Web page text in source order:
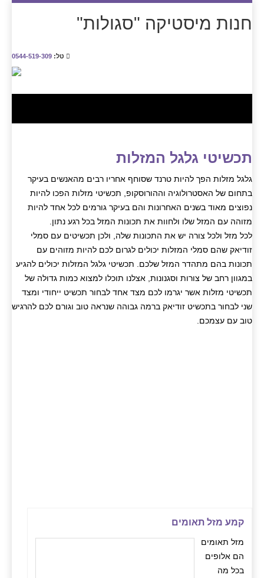
חנות מיסטיקה "סגולות"
טל: 0544-519-309
תכשיטי גלגל המזלות
גלגל מזלות הפך להיות טרנד שסוחף אחריו רבים מהאנשים בעיקר
בתחום של האסטרולוגיה וההורוסקופ, תכשיטי מזלות הפכו להיות
נפוצים מאוד בשנים האחרונות והם בעיקר גורמים לכל אחד להיות
מזוהה עם המזל שלו ולחוות את תכונות המזל בכל רגע נתון.
לכל מזל ולכל צורה יש את התכונות שלה, ולכן תכשיטים עם סמלי
זודיאק שהם סמלי המזלות יכולים לגרום לכם להיות מזוהים עם
תכונות בהם מתהדר המזל שלכם. תכשיטי גלגל המזלות יכולים להגיע
במגוון רחב של צורות וסגנונות, אצלנו תוכלו למצוא כמות גדולה של
תכשיטי מזלות אשר יגרמו לכם מצד אחד לבחור תכשיט ייחודי ומצד
שני לבחור בתכשיט זודיאק ברמה גבוהה שנראה טוב וגורם לכם להרגיש
טוב עם עצמכם.
קמע מזל תאומים
מזל תאומים
הם אלופים
בכל מה